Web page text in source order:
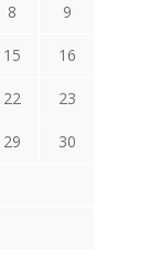
8 9
15 16
22 23
29 30